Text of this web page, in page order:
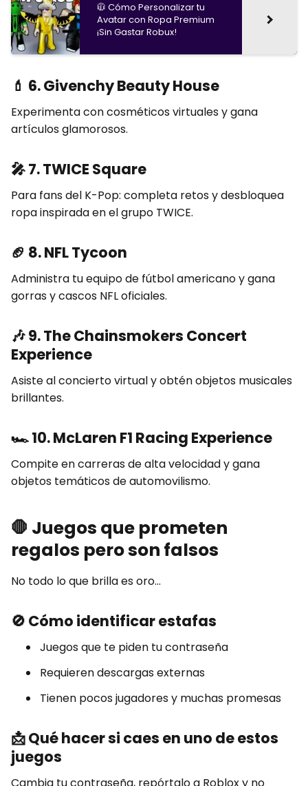
🧥 Cómo Personalizar tu
Avatar con Ropa Premium
¡Sin Gastar Robux!
💄 6. Givenchy Beauty House
Experimenta con cosméticos virtuales y gana
artículos glamorosos.
🎤7. TWICE Square
Para fans del K-Pop: completa retos y desbloquea
ropa inspirada en el grupo TWICE.
🏈 8. NFL Tycoon
Administra tu equipo de fútbol americano y gana
gorras y cascos NFL oficiales.
🎶9. The Chainsmokers Concert
Experience
Asiste al concierto virtual y obtén objetos musicales
brillantes.
🏎️10. McLaren F1 Racing Experience
Compite en carreras de alta velocidad y gana
objetos temáticos de automovilismo.
🛑 Juegos que prometen
regalos pero son falsos
No todo lo que brilla es oro...
🚫 Cómo identificar estafas
Juegos que te piden tu contraseña
Requieren descargas externas
Tienen pocos jugadores y muchas promesas
📩Qué hacer si caes en uno de estos
juegos